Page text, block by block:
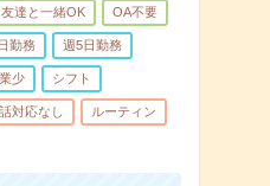
友達と一緒OK OA不要
勤務 週5日勤務
少 シフト
対応なし ルーティン